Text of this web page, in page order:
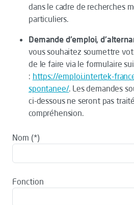
dans le cadre de recherches
particuliers.
Demande d'emploi,
vous souhaitez soumettre
de le faire via le formulaire
: https://emploi.intertek-
spontanee/. Les demandes
ci-dessous ne seront pas
compréhension.
Nom
Fonction